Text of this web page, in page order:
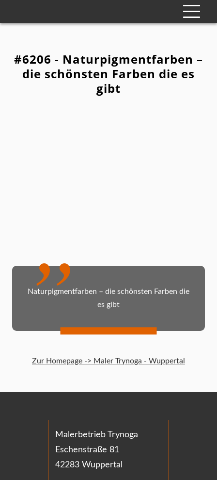
#6206 - Naturpigmentfarben –
die schönsten Farben die es
gibt
Naturpigmentfarben – die schönsten Farben die
es gibt
Zur Homepage -> Maler Trynoga - Wuppertal
Malerbetrieb Trynoga
Eschenstraße 81
42283 Wuppertal